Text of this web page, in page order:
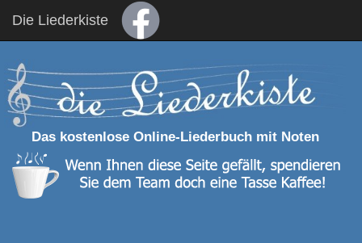
Die Liederkiste
Das kostenlose Online-Liederbuch mit Noten